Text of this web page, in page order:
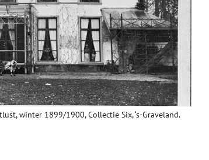
winter 1899/1900, Collectie Six, ‘s-Graveland.